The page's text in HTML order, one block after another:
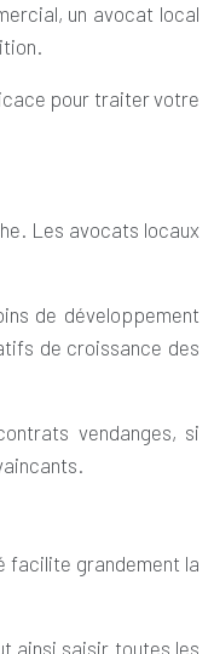
un avocat local
pour traiter votre
Les avocats locaux
de développement
de croissance des
vendanges, si
facilite grandement la
ainsi saisir toutes les